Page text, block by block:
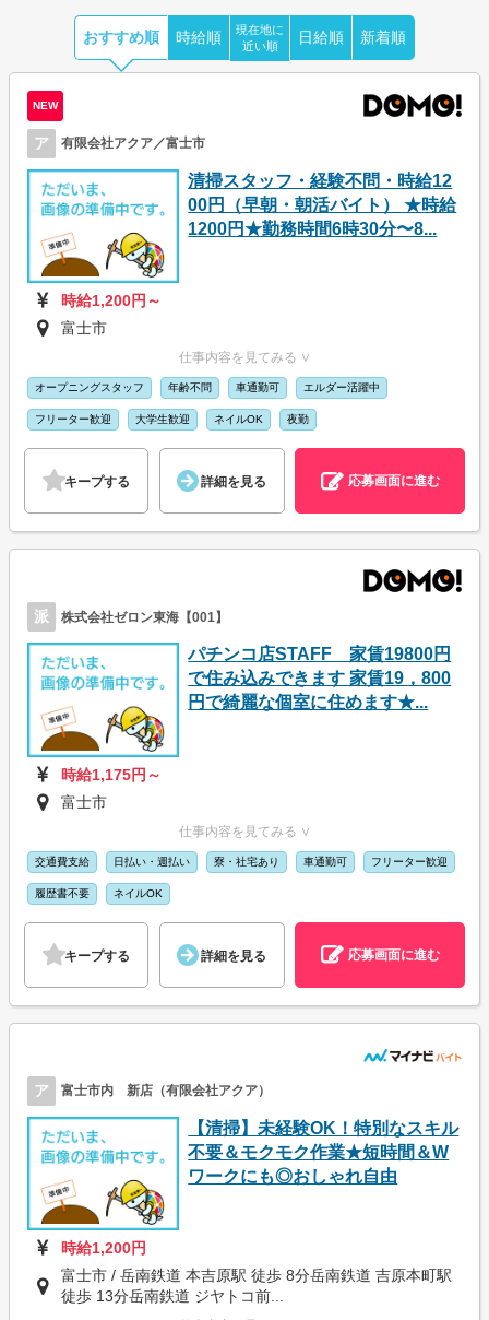
おすすめ順 時給順
現在地に
近い順
日給順 新着順
NEW
ア 有限会社アクア／富士市
清掃スタッフ・経験不問・時給12
00円（早朝・朝活バイト） ★時給
1200円★勤務時間6時30分〜8...
時給1,200円～
富士市
仕事内容を見てみる ∨
オープニングスタッフ 年齢不問 車通勤可 エルダー活躍中
フリーター歓迎 大学生歓迎 ネイルOK 夜勤
キープする 詳細を見る 応募画面に進む
派 株式会社ゼロン東海【001】
パチンコ店STAFF 家賃19800円
で住み込みできます 家賃19，800
円で綺麗な個室に住めます★...
時給1,175円～
富士市
仕事内容を見てみる ∨
交通費支給 日払い・週払い 寮・社宅あり 車通勤可 フリーター歓迎
履歴書不要 ネイルOK
キープする 詳細を見る 応募画面に進む
ア 富士市内 新店（有限会社アクア）
【清掃】未経験OK！特別なスキル
不要＆モクモク作業★短時間＆W
ワークにも◎おしゃれ自由
時給1,200円
富士市 / 岳南鉄道 本吉原駅 徒歩 8分岳南鉄道 吉原本町駅
徒歩 13分岳南鉄道 ジヤトコ前...